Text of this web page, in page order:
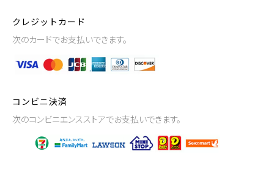
クレジットカード
次のカードでお支払いできます。
コンビニ決済
次のコンビニエンスストアでお支払いできます。